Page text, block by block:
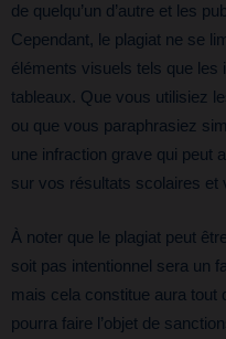
de quelqu’un d’autre et les
Cependant, le plagiat ne se
éléments visuels tels que les
tableaux. Que vous utilisiez
ou que vous paraphrasiez
une infraction grave qui peut
sur vos résultats scolaires et
À noter que le plagiat peut
soit pas intentionnel sera un
mais cela constitue aura tout
pourra faire l’objet de